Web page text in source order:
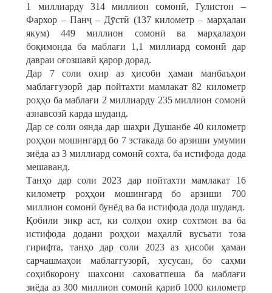
1 миллиарду 314 миллион сомонӣ, Гулистон –
Фархор – Панҷ – Дӯстӣ (137 километр – марҳалаи
якум) 449 миллион сомонӣ ва марҳалаҳои
боқимонда ба маблағи 1,1 миллиард сомонӣ дар
давраи оғозшавӣ қарор дорад.
Дар 7 соли охир аз ҳисоби ҳамаи манбаъҳои
маблағгузорӣ дар пойтахти мамлакат 82 километр
роҳҳо ба маблағи 2 миллиарду 235 миллион сомонӣ
азнавсозӣ карда шуданд.
Дар се соли оянда дар шаҳри Душанбе 40 километр
роҳҳои мошингард бо 7 эстакада бо арзиши умумии
зиёда аз 3 миллиард сомонӣ сохта, ба истифода дода
мешаванд.
Танҳо дар соли 2023 дар пойтахти мамлакат 16
километр роҳҳои мошингард бо арзиши 700
миллион сомонӣ бунёд ва ба истифода дода шуданд.
Қобили зикр аст, ки солҳои охир сохтмон ва ба
истифода додани роҳҳои маҳаллӣ вусъати тоза
гирифта, танҳо дар соли 2023 аз ҳисоби ҳамаи
сарчашмаҳои маблағгузорӣ, хусусан, бо саҳми
соҳибкорону шахсони саховатпеша ба маблағи
зиёда аз 300 миллион сомонӣ қариб 1000 километр